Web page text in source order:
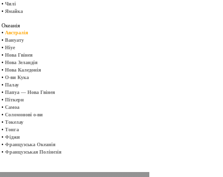
• Чилі
• Ямайка
Океанія
• Австралія
• Вануату
• Ніуе
• Нова Гвінея
• Нова Зеландія
• Нова Каледонія
• О-ви Кука
• Палау
• Папуа — Нова Гвінея
• Піткерн
• Самоа
• Соломонові о-ви
• Токелау
• Тонга
• Фіджи
• Французська Океанія
• Французськая Полінезія